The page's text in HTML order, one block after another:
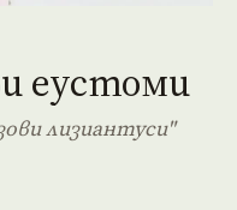
еустоми
лизиантуси"